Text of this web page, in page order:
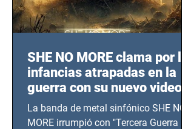
SHE NO MORE clama por las
infancias atrapadas en la
guerra con su nuevo video
TERCERA GUERRA
MUNDIAL
La banda de metal sinfónico SHE NO
MORE irrumpió con "Tercera Guerra